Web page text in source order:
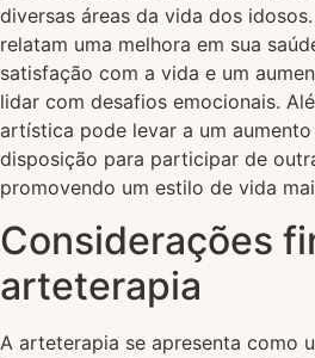
diversas áreas da vida dos
relatam uma melhora em sua
satisfação com a vida e um
lidar com desafios emocionais.
artística pode levar a um
disposição para participar de
promovendo um estilo de vida
Considerações
arteterapia
A arteterapia se apresenta como